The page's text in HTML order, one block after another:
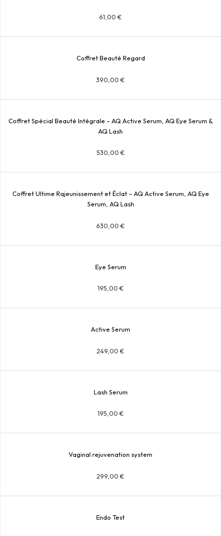
61,00 €
Coffret Beauté Regard
390,00 €
Coffret Spécial Beauté Intégrale – AQ Active Serum, AQ Eye Serum &
AQ Lash
530,00 €
Coffret Ultime Rajeunissement et Éclat – AQ Active Serum, AQ Eye
Serum, AQ Lash
630,00 €
Eye Serum
195,00 €
Active Serum
249,00 €
Lash Serum
195,00 €
Vaginal rejuvenation system
299,00 €
Endo Test